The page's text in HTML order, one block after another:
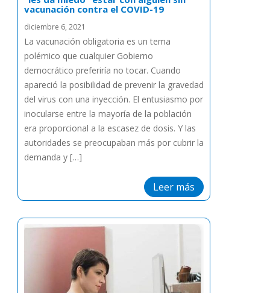
vacunación contra el COVID-19
diciembre 6, 2021
La vacunación obligatoria es un tema
polémico que cualquier Gobierno
democrático preferiría no tocar. Cuando
apareció la posibilidad de prevenir la gravedad
del virus con una inyección. El entusiasmo por
inocularse entre la mayoría de la población
era proporcional a la escasez de dosis. Y las
autoridades se preocupaban más por cubrir la
demanda y […]
Leer más